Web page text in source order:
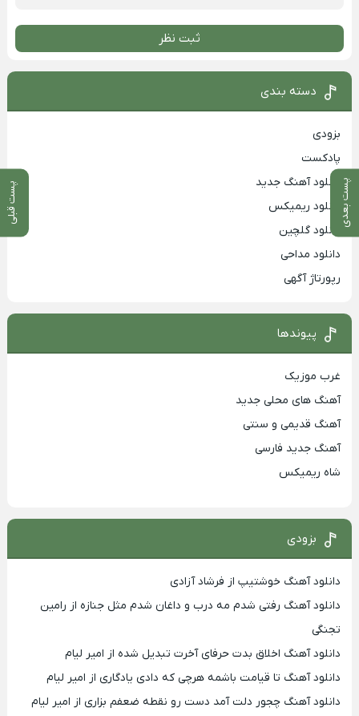
پست بعدی پست قبلی
ثبت نظر
دسته بندی
بزودی
پادکست
دانلود آهنگ جدید
دانلود ریمیکس
دانلود گلچین
دانلود مداحی
رپورتاژ آگهی
پیوندها
غرب موزیک
آهنگ های محلی جدید
آهنگ قدیمی و سنتی
آهنگ جدید فارسی
شاه ریمیکس
بزودی
دانلود آهنگ خوشتیپ از فرشاد آزادی
دانلود آهنگ رفتی شدم مه درب و داغان شدم مثل جنازه از رامین
تجنگی
دانلود آهنگ اخلاق بدت حرفای آخرت تبدیل شده از امیر لیام
دانلود آهنگ تا قیامت باشمه هرچی که دادی یادگاری از امیر لیام
دانلود آهنگ چجور دلت آمد دست رو نقطه ضعفم بزاری از امیر لیام